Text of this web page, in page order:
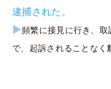
逮捕された。
▶頻繁に接見に行き、取
で、起訴されることなく